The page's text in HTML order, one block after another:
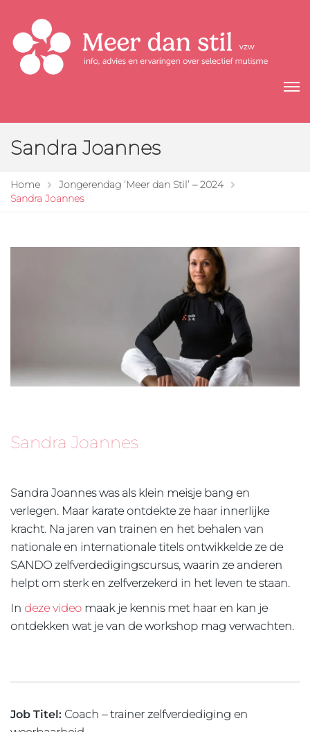
Sandra Joannes
Home
Jongerendag ‘Meer dan Stil’ – 2024
Sandra Joannes
Sandra Joannes
Sandra Joannes was als klein meisje bang en
verlegen. Maar karate ontdekte ze haar innerlijke
kracht. Na jaren van trainen en het behalen van
nationale en internationale titels ontwikkelde ze de
SANDO zelfverdedigingscursus, waarin ze anderen
helpt om sterk en zelfverzekerd in het leven te staan.
In deze video maak je kennis met haar en kan je
ontdekken wat je van de workshop mag verwachten.
Job Titel: Coach – trainer zelfverdediging en